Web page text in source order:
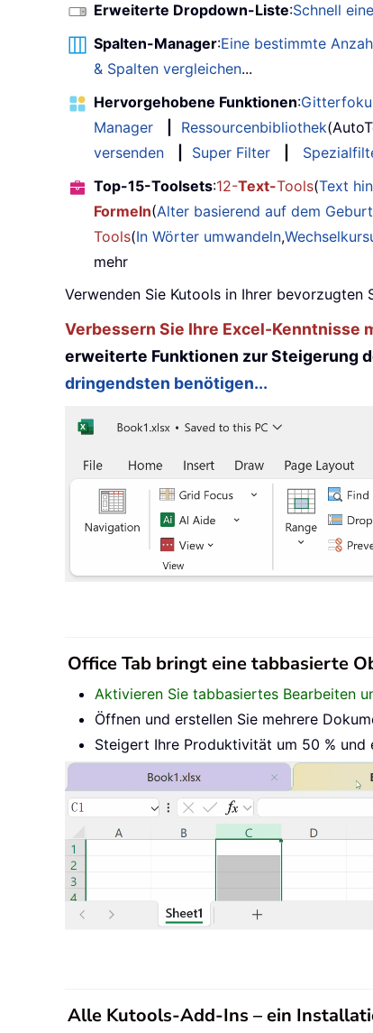
Erweiterte Dropdown-Liste:Schnell
Spalten-Manager:Eine bestimmte
& Spalten vergleichen...
Hervorgehobene Funktionen:
Manager
Ressourcenbibliothek
versenden
Super Filter
Top-15-Toolsets:12-Text-Tools(Text
Formeln(Alter basierend auf dem
Tools(In Wörter umwandeln,
mehr
Verwenden Sie Kutools in Ihrer bevorzugten
Verbessern Sie Ihre Excel-Kenntnisse
erweiterte Funktionen zur Steigerung
dringendsten benötigen...
Office Tab bringt eine tabbasierte
Aktivieren Sie tabbasiertes Bearbeiten
Öffnen und erstellen Sie mehrere
Steigert Ihre Produktivität um 50 %
Alle Kutools-Add-Ins – ein